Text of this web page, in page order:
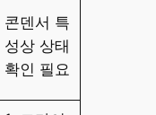
콘덴서 특
성상 상태
확인 필요